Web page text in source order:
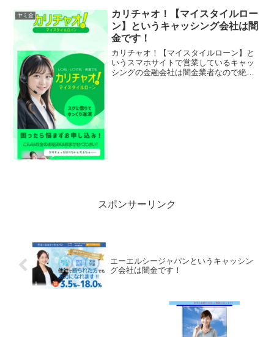
ヤミ金
カリチャオ！【マイスタイルロー
ン】というキャッシング会社は闇
金です！
カリチャオ！【マイスタイルローン】と
いうスマホサイトで営業しているキャッ
シングの金融会社は闇金業者なので絶対
スポンサーリンク
エーエルシージャパンというキャッシン
グ会社は闇金です！